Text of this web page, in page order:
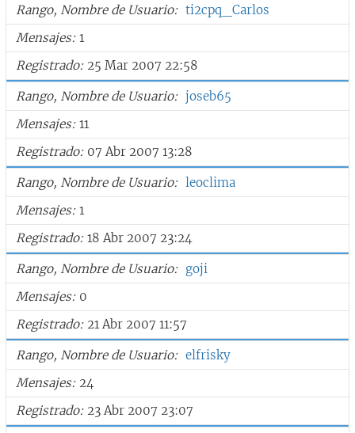
Rango, Nombre de Usuario
ti2cpq_Carlos
Mensajes 1
Registrado 25 Mar 2007 22:58
Rango, Nombre de Usuario
joseb65
Mensajes 11
Registrado 07 Abr 2007 13:28
Rango, Nombre de Usuario
leoclima
Mensajes 1
Registrado 18 Abr 2007 23:24
Rango, Nombre de Usuario
goji
Mensajes 0
Registrado 21 Abr 2007 11:57
Rango, Nombre de Usuario
elfrisky
Mensajes 24
Registrado 23 Abr 2007 23:07